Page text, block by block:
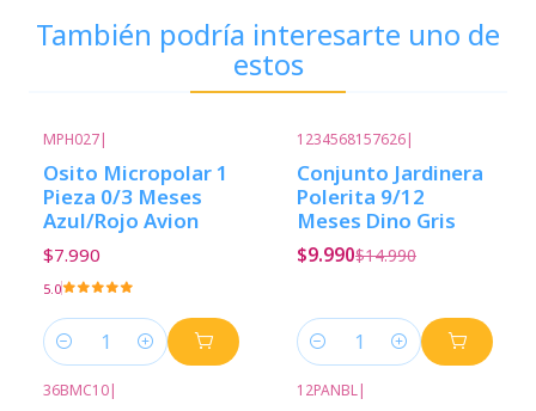
También podría interesarte uno de
estos
MPH027|
Osito Micropolar 1
Pieza 0/3 Meses
Azul/Rojo Avion
$7.990
5.0
Cantidad
1234568157626|
Conjunto Jardinera
Polerita 9/12
Meses Dino Gris
$9.990$14.990
Cantidad
36BMC10| 12PANBL|